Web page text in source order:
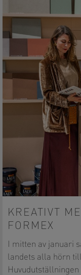
KREATIVT
FORMEX
I mitten av januari
landets alla hörn